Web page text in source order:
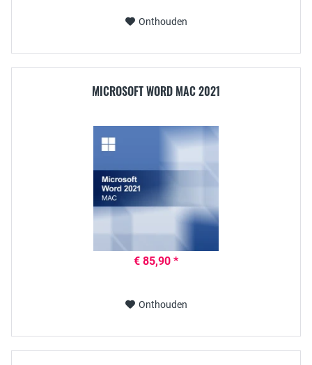
Onthouden
MICROSOFT WORD MAC 2021
€ 85,90 *
Onthouden